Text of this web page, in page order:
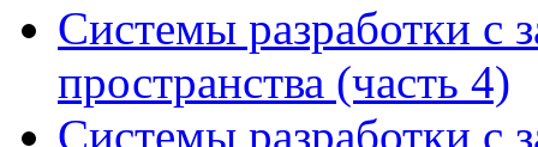
Системы разработки с
пространства (часть 4)
Системы разработки с